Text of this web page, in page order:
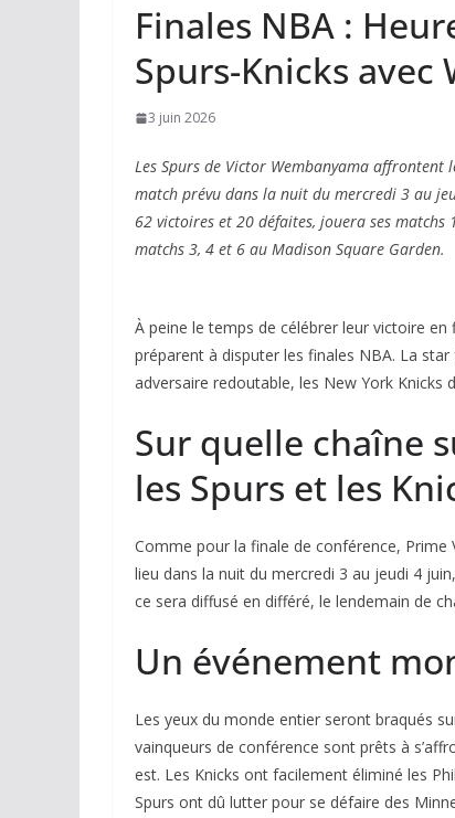
Finales NBA :
Spurs-Knicks avec
3 juin 2026
Les Spurs de Victor Wembanyama affrontent
match prévu dans la nuit du mercredi 3 au
62 victoires et 20 défaites, jouera ses
matchs 3, 4 et 6 au Madison Square Garden.
À peine le temps de célébrer leur victoire
préparent à disputer les finales NBA. La
adversaire redoutable, les New York Knicks
Sur quelle chaîne
les Spurs et les
Comme pour la finale de conférence, Prime
lieu dans la nuit du mercredi 3 au jeudi 4
ce sera diffusé en différé, le lendemain de
Un événement
Les yeux du monde entier seront braqués
vainqueurs de conférence sont prêts à
est. Les Knicks ont facilement éliminé les
Spurs ont dû lutter pour se défaire des